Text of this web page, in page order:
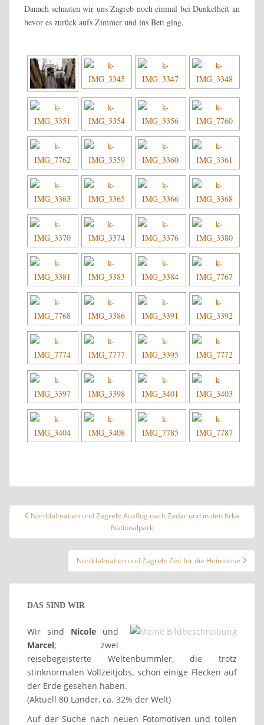
Danach schauten wir uns Zagreb noch einmal bei Dunkelheit an
bevor es zurück aufs Zimmer und ins Bett ging.
Beitragsnavigation
Norddalmatien und Zagreb: Ausflug nach Zadar und in den Krka
Nationalpark
Norddalmatien und Zagreb: Zeit für die Heimreise
DAS SIND WIR
Wir sind Nicole und
Marcel; zwei
reisebegeisterte Weltenbummler, die trotz
stinknormalen Vollzeitjobs, schon einige Flecken auf
der Erde gesehen haben.
(Aktuell 80 Länder, ca. 32% der Welt)
Auf der Suche nach neuen Fotomotiven und tollen